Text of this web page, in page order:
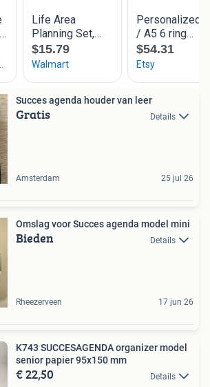
Succes agenda houder van leer
Gratis Details
Amsterdam 25 jul 26
Omslag voor Succes agenda model mini
Bieden Details
Rheezerveen 17 jun 26
K743 SUCCESAGENDA organizer model
senior papier 95x150 mm
€ 22,50 Details